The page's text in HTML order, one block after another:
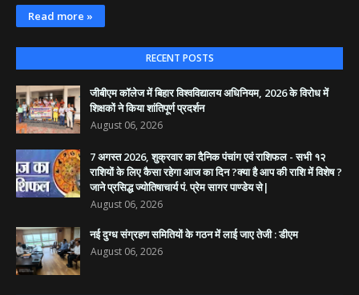
Read more »
RECENT POSTS
जीबीएम कॉलेज में बिहार विश्वविद्यालय अधिनियम, 2026 के विरोध में
शिक्षकों ने किया शांतिपूर्ण प्रदर्शन
August 06, 2026
7 अगस्त 2026, शुक्रवार का दैनिक पंचांग एवं राशिफल - सभी १२
राशियों के लिए कैसा रहेगा आज का दिन ?क्या है आप की राशि में विशेष ?
जाने प्रसिद्ध ज्योतिषाचार्य पं. प्रेम सागर पाण्डेय से|
August 06, 2026
नई दुग्ध संग्रहण समितियों के गठन में लाई जाए तेजी : डीएम
August 06, 2026